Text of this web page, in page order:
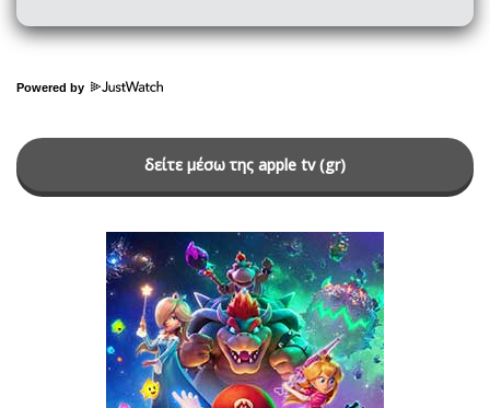
Powered by
δείτε μέσω της apple tv (gr)